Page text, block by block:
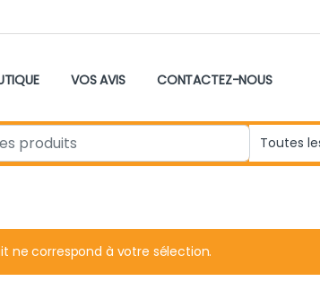
VOS AVIS CONTACTEZ-NOUS
ne correspond à votre sélection.